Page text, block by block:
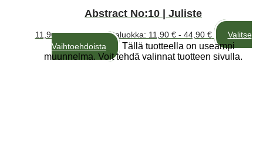
Abstract No:10 | Juliste
11,90€ – 44,90€Hintaluokka: 11,90 € - 44,90 €
Valitse
Vaihtoehdoista
Tällä tuotteella on useampi
muunnelma. Voit tehdä valinnat tuotteen sivulla.